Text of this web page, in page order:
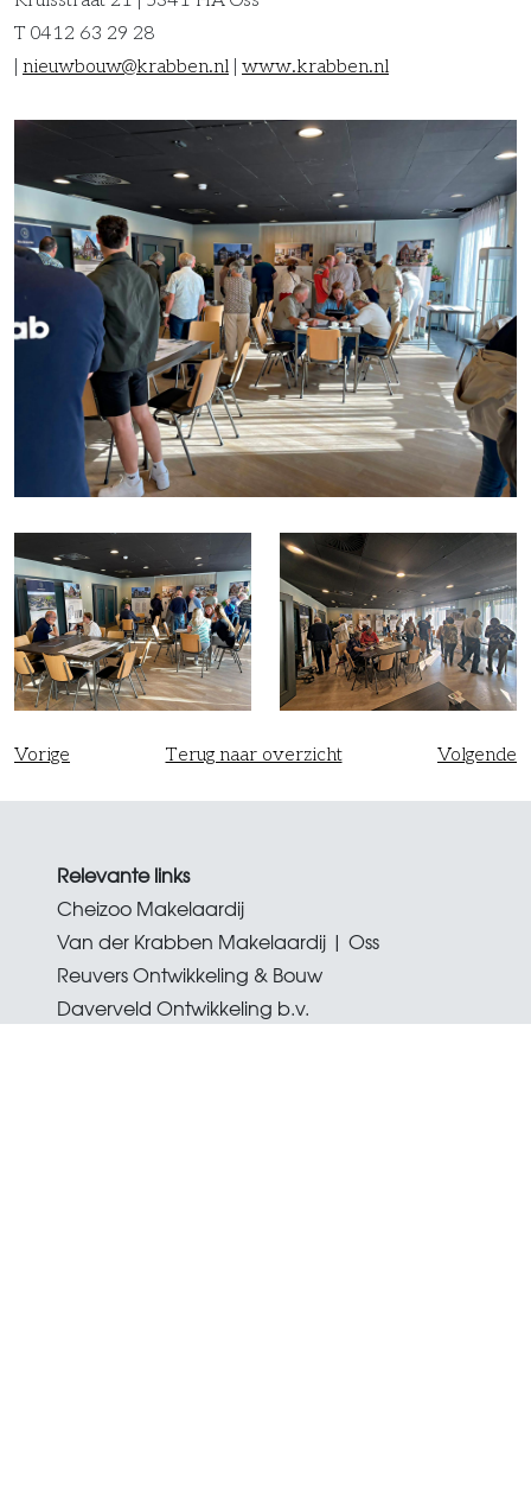
T 0412 63 29 28
nieuwbouw@krabben.nl www.krabben.nl
Vorige Volgende
Terug naar overzicht
Relevante links
Cheizoo Makelaardij
Van der Krabben Makelaardij | Oss
Reuvers Ontwikkeling & Bouw
Daverveld Ontwikkeling b.v.